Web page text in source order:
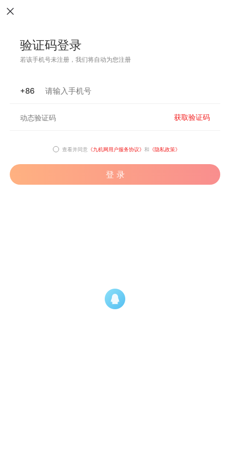
验证码登录
若该手机号未注册，我们将自动为您注册
+86
获取验证码
查看并同意 《九机网用户服务协议》 和 《隐私政策》
登 录